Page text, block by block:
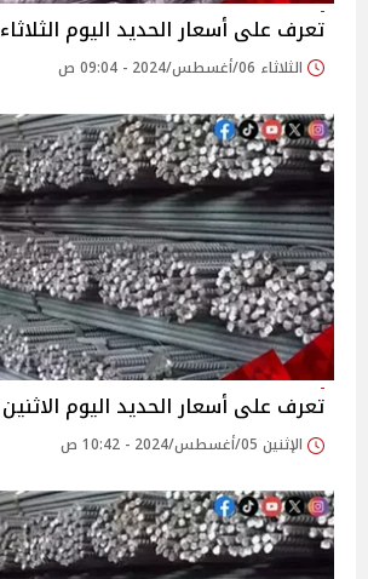
تعرف على أسعار الحديد اليوم الثلاثاء
الثلاثاء 06/أغسطس/2024 - 09:04 ص
تعرف على أسعار الحديد اليوم الاثنين
الإثنين 05/أغسطس/2024 - 10:42 ص